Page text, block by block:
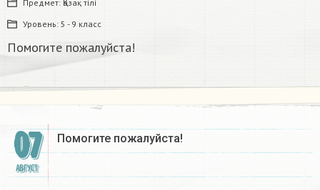
Предмет: Қазақ тiлi
Уровень: 5 - 9 класс
Помогите пожалуйста!
07
АВГУСТ
Помогите пожалуйста!